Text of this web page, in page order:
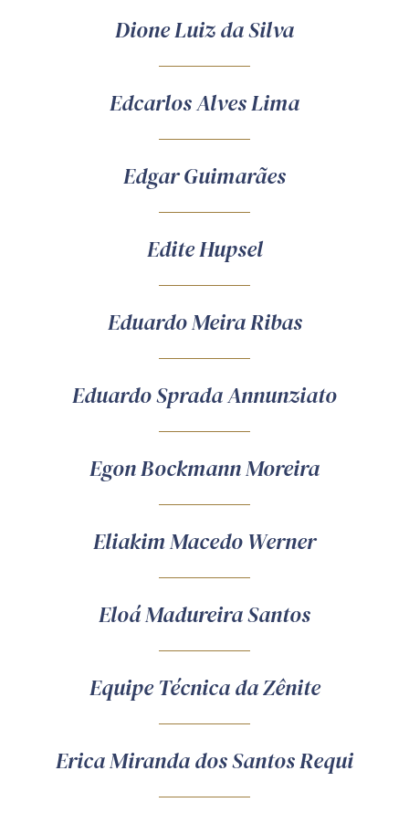
Dione Luiz da Silva
Edcarlos Alves Lima
Edgar Guimarães
Edite Hupsel
Eduardo Meira Ribas
Eduardo Sprada Annunziato
Egon Bockmann Moreira
Eliakim Macedo Werner
Eloá Madureira Santos
Equipe Técnica da Zênite
Erica Miranda dos Santos Requi